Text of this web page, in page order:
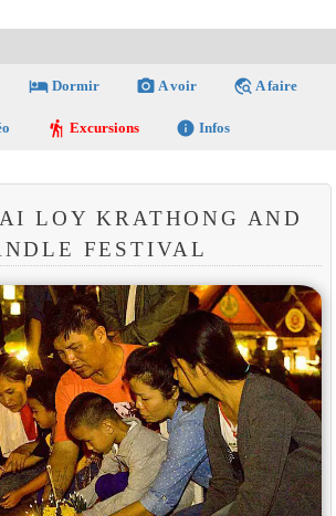
local_hotel Dormir photo_camera A voir travel_explore A faire
hiking Excursions info Infos
LOY KRATHONG AND
FESTIVAL